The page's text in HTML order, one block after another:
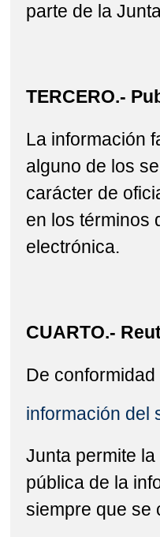
parte de la
TERCERO.-
La información
alguno de los
carácter de
en los términos
electrónica.
CUARTO.-
De
información del
Junta permite
pública de la
siempre que se